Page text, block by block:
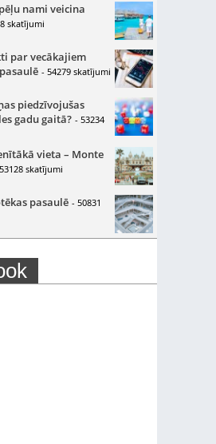
nami veicina
skatījumi
par vecākajiem
- 54279 skatījumi
piedzīvojušas
gadu gaitā? - 53234
vieta – Monte
skatījumi
pasaulē - 50831